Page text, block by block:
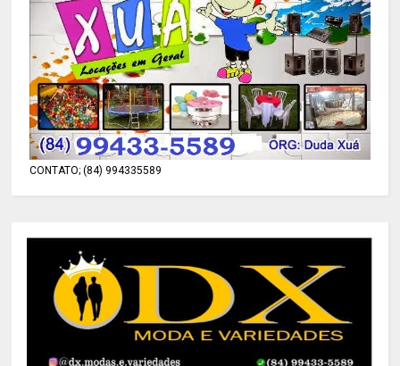
CONTATO; (84) 994335589